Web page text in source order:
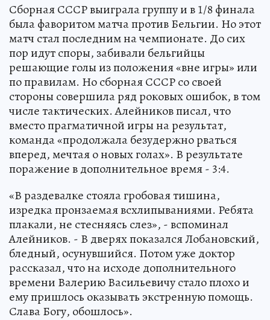
Сборная СССР выиграла группу и в 1/8 финала
была фаворитом матча против Бельгии. Но этот
матч стал последним на чемпионате. До сих
пор идут споры, забивали бельгийцы
решающие голы из положения «вне игры» или
по правилам. Но сборная СССР со своей
стороны совершила ряд роковых ошибок, в том
числе тактических. Алейников писал, что
вместо прагматичной игры на результат,
команда «продолжала безудержно рваться
вперед, мечтая о новых голах». В результате
поражение в дополнительное время - 3:4.
«В раздевалке стояла гробовая тишина,
изредка пронзаемая всхлипываниями. Ребята
плакали, не стесняясь слез», - вспоминал
Алейников. - В дверях показался Лобановский,
бледный, осунувшийся. Потом уже доктор
рассказал, что на исходе дополнительного
времени Валерию Васильевичу стало плохо и
ему пришлось оказывать экстренную помощь.
Слава Богу, обошлось».